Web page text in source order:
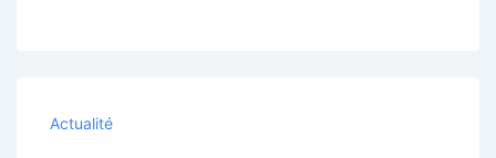
Actualité